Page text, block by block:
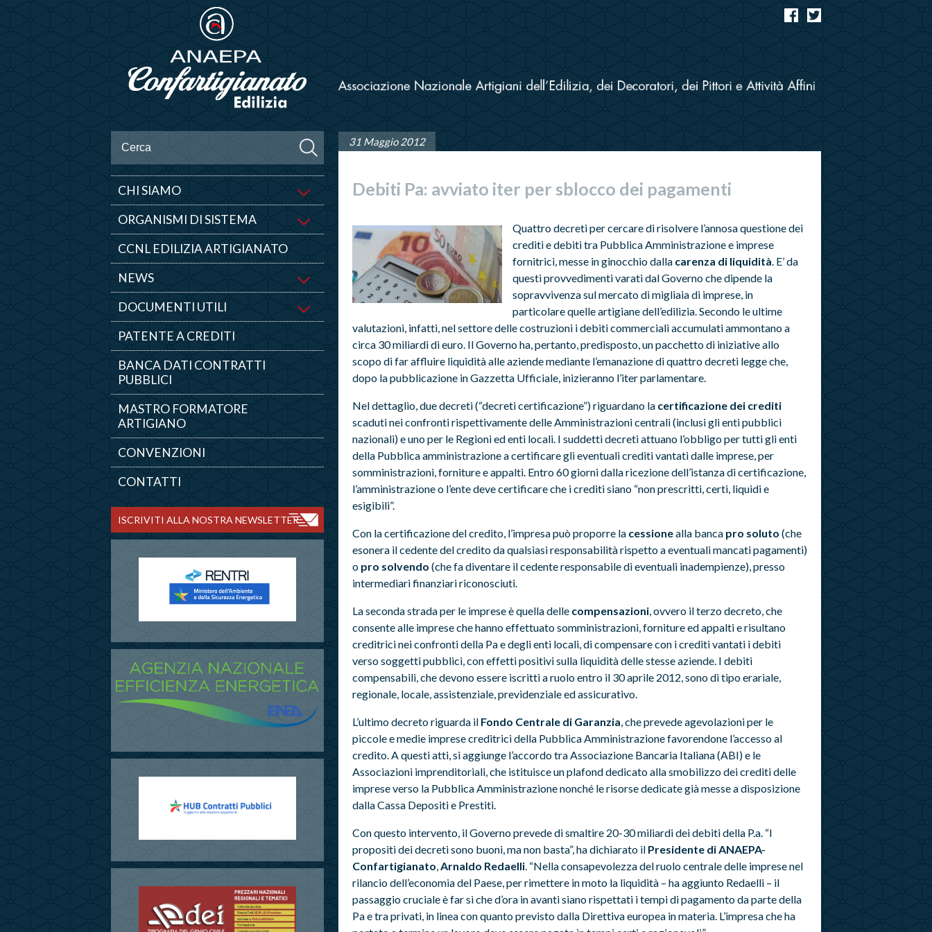
CHI SIAMO
ORGANISMI DI SISTEMA
CCNL EDILIZIA ARTIGIANATO
NEWS
DOCUMENTI UTILI
PATENTE A CREDITI
BANCA DATI CONTRATTI
PUBBLICI
MASTRO FORMATORE
ARTIGIANO
CONVENZIONI
CONTATTI
ISCRIVITI ALLA NOSTRA NEWSLETTER
31 Maggio 2012
Debiti Pa: avviato iter per sblocco dei pagamenti
Quattro decreti per cercare di risolvere l’annosa questione dei
crediti e debiti tra Pubblica Amministrazione e imprese
fornitrici, messe in ginocchio dalla carenza di liquidità . E’ da
questi provvedimenti varati dal Governo che dipende la
sopravvivenza sul mercato di migliaia di imprese, in
particolare quelle artigiane dell’edilizia. Secondo le ultime
valutazioni, infatti, nel settore delle costruzioni i debiti commerciali accumulati ammontano a
circa 30 miliardi di euro. Il Governo ha, pertanto, predisposto, un pacchetto di iniziative allo
scopo di far affluire liquidità alle aziende mediante l’emanazione di quattro decreti legge che,
dopo la pubblicazione in Gazzetta Ufficiale, inizieranno l’iter parlamentare.
Nel dettaglio, due decreti (“decreti certificazione”) riguardano la certificazione dei crediti
scaduti nei confronti rispettivamente delle Amministrazioni centrali (inclusi gli enti pubblici
nazionali) e uno per le Regioni ed enti locali. I suddetti decreti attuano l’obbligo per tutti gli enti
della Pubblica amministrazione a certificare gli eventuali crediti vantati dalle imprese, per
somministrazioni, forniture e appalti. Entro 60 giorni dalla ricezione dell’istanza di certificazione,
l’amministrazione o l’ente deve certificare che i crediti siano “non prescritti, certi, liquidi e
esigibili”.
Con la certificazione del credito, l’impresa può proporre la cessionealla banca pro soluto (che
esonera il cedente del credito da qualsiasi responsabilità rispetto a eventuali mancati pagamenti)
o pro solvendo (che fa diventare il cedente responsabile di eventuali inadempienze), presso
intermediari finanziari riconosciuti.
La seconda strada per le imprese è quella delle compensazioni, ovvero il terzo decreto, che
consente alle imprese che hanno effettuato somministrazioni, forniture ed appalti e risultano
creditrici nei confronti della Pa e degli enti locali, di compensare con i crediti vantati i debiti
verso soggetti pubblici, con effetti positivi sulla liquidità delle stesse aziende. I debiti
compensabili, che devono essere iscritti a ruolo entro il 30 aprile 2012, sono di tipo erariale,
regionale, locale, assistenziale, previdenziale ed assicurativo.
L’ultimo decreto riguarda il Fondo Centrale di Garanzia , che prevede agevolazioni per le
piccole e medie imprese creditrici della Pubblica Amministrazione favorendone l’accesso al
credito. A questi atti, si aggiunge l’accordo tra Associazione Bancaria Italiana (ABI) e le
Associazioni imprenditoriali, che istituisce un plafond dedicato alla smobilizzo dei crediti delle
imprese verso la Pubblica Amministrazione nonché le risorse dedicate già messe a disposizione
dalla Cassa Depositi e Prestiti.
Con questo intervento, il Governo prevede di smaltire 20-30 miliardi dei debiti della P.a. “I
propositi dei decreti sono buoni, ma non basta”, ha dichiarato il Presidente di ANAEPA-
Confartigianato Arnaldo Redaelli. “Nella consapevolezza del ruolo centrale delle imprese nel
rilancio dell’economia del Paese, per rimettere in moto la liquidità – ha aggiunto Redaelli – il
passaggio cruciale è far sì che d’ora in avanti siano rispettati i tempi di pagamento da parte della
Pa e tra privati, in linea con quanto previsto dalla Direttiva europea in materia. L’impresa che ha